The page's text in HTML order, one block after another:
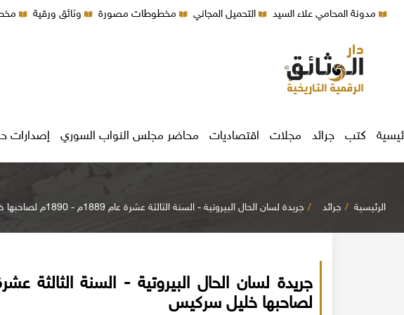
مدونة المحامي علاء السيد التحميل المجاني مخطوطات مصورة وثائق ورقية
كتب جرائد مجلات اقتصاديات محاضر مجلس النواب السوري إصدارات
الرئيسية جرائد جريدة لسان الحال البيروتية - السنة الثالثة عشرة عام 1889م - 1890م لصاحبها خليل سركيس
لصاحبها خليل سركيس